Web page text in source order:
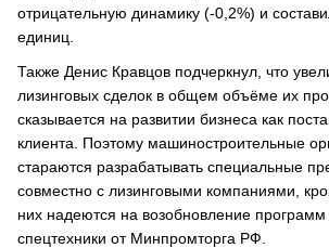
отрицательную динамику (-0,2%) и
единиц.
Также Денис Кравцов подчеркнул, что
лизинговых сделок в общем объёме их
сказывается на развитии бизнеса как
клиента. Поэтому машиностроительные
стараются разрабатывать специальные
совместно с лизинговыми компаниями,
них надеются на возобновление программ
спецтехники от Минпромторга РФ.